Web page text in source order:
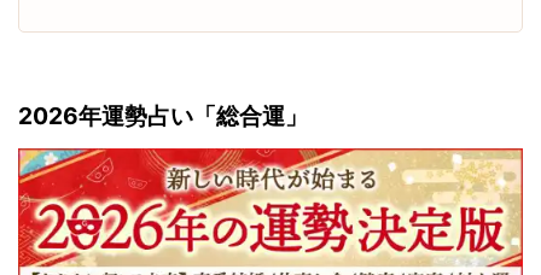
2026年運勢占い「総合運」